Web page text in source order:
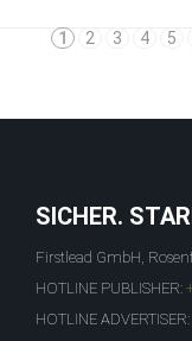
1 2 3 4 5
SICHER.
Firstlead GmbH,
HOTLINE PUBLISHER:
HOTLINE ADVERTISER: